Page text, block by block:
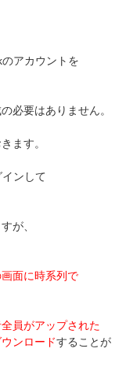
アカウントを
必要はありません。
ます。
ンして
が、
面に時系列で
員がアップされた
ンロードすることが